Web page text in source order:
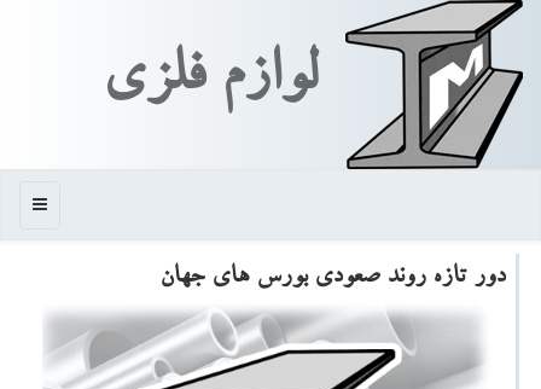
لوازم فلزی
منو
دور تازه روند صعودی بورس های جهان